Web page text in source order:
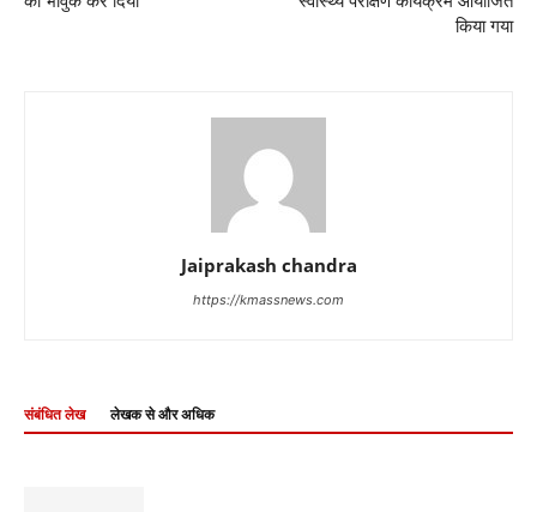
किया गया
Jaiprakash chandra
https://kmassnews.com
संबंधित लेख लेखक से और अधिक